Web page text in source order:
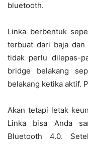
bluetooth.
Linka berbentuk
terbuat dari baja
tidak perlu dilepas-
bridge belakang
belakang ketika aktif.
Akan tetapi letak
Linka bisa Anda
Bluetooth 4.0.